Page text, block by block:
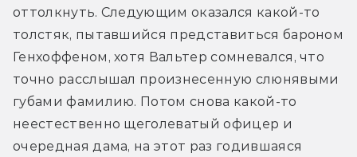
оттолкнуть. Следующим оказался какой-то
толстяк, пытавшийся представиться бароном
Генхоффеном, хотя Вальтер сомневался, что
точно расслышал произнесенную слюнявыми
губами фамилию. Потом снова какой-то
неестественно щеголеватый офицер и
очередная дама, на этот раз годившаяся